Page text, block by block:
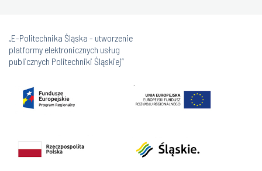
„E-Politechnika Śląska - utworzenie
platformy elektronicznych usług
publicznych Politechniki Śląskiej”